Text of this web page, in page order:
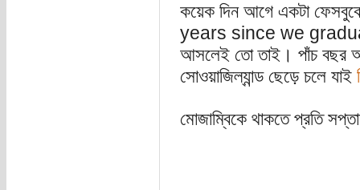
কয়েক দিন আগে একটা
years since we
আসলেই তো তাই। পাঁচ বছর
সোওয়াজিল্যান্ড ছেড়ে চলে যাই
মোজাম্বিকে থাকতে প্রতি